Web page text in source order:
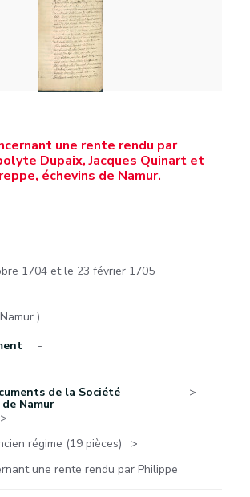
une rente rendu par
Dupaix, Jacques Quinart et
échevins de Namur.
1704 et le 23 février 1705
)
-
de la Société
Namur
régime (19 pièces)
une rente rendu par Philippe